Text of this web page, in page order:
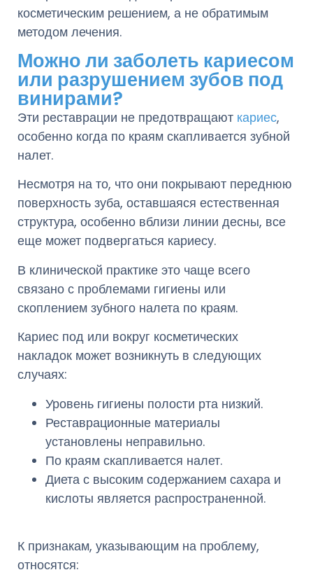
косметическим решением, а не обратимым
методом лечения.
Можно ли заболеть кариесом
или разрушением зубов под
винирами?
Эти реставрации не предотвращают кариес,
особенно когда по краям скапливается зубной
налет.
Несмотря на то, что они покрывают переднюю
поверхность зуба, оставшаяся естественная
структура, особенно вблизи линии десны, все
еще может подвергаться кариесу.
В клинической практике это чаще всего
связано с проблемами гигиены или
скоплением зубного налета по краям.
Кариес под или вокруг косметических
накладок может возникнуть в следующих
случаях:
Уровень гигиены полости рта низкий.
Реставрационные материалы
установлены неправильно.
По краям скапливается налет.
Диета с высоким содержанием сахара и
кислоты является распространенной.
К признакам, указывающим на проблему,
относятся: